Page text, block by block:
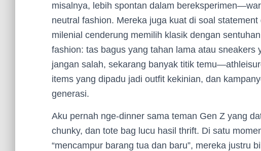
misalnya, lebih spontan dalam
neutral fashion. Mereka juga kuat di soal
milenial cenderung memilih klasik dengan
fashion: tas bagus yang tahan lama atau sneakers
jangan salah, sekarang banyak titik
items yang dipadu jadi outfit kekinian, dan
generasi.
Aku pernah nge-dinner sama teman Gen Z yang
chunky, dan tote bag lucu hasil thrift. Di satu
“mencampur barang tua dan baru”, mereka justru